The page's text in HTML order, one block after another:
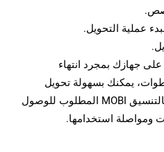
عملية التحويل.
قم بتنزيل الملف MOBI على جهازك بمجرد انتهاء
يمكنك بسهولة تحويل
وتنزيل صفحات الويب بالتنسيق MOBI المطلوب للوصول
ومواصلة استخدامها.